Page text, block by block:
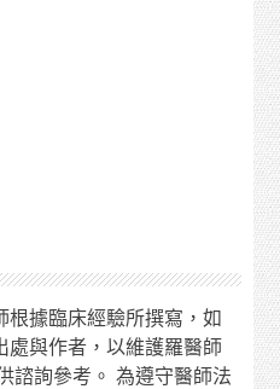
根據臨床經驗所撰寫，如
處與作者，以維護羅醫師
諮詢參考。 為遵守醫師法